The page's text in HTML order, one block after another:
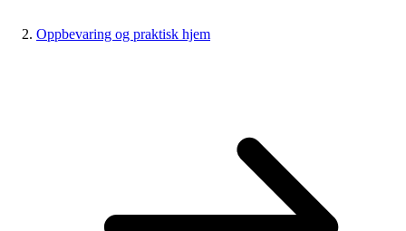
Oppbevaring og praktisk hjem